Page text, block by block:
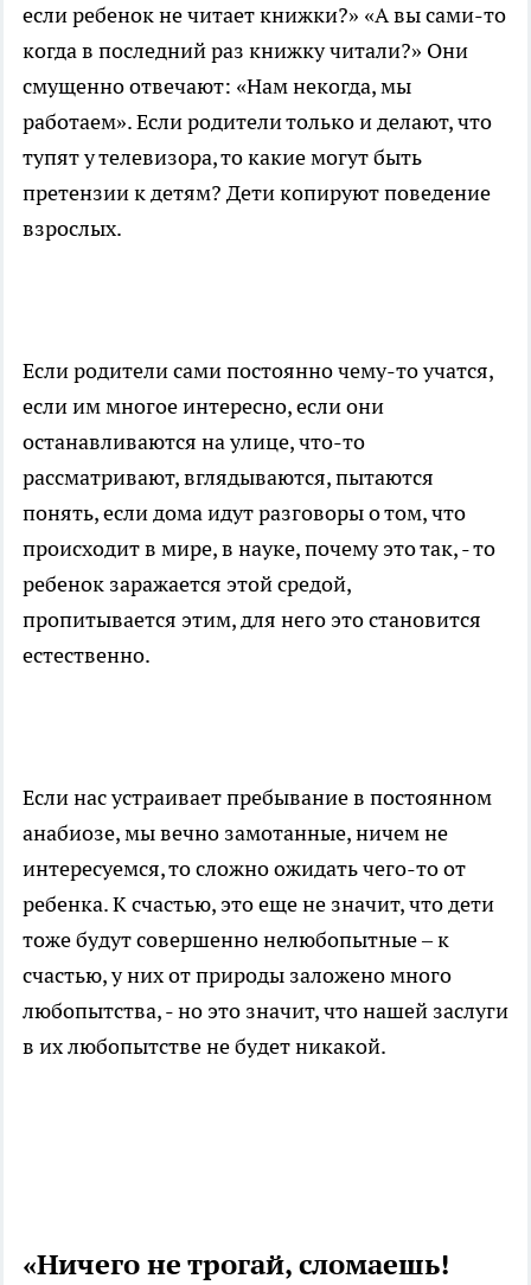
если ребенок не читает книжки?» «А вы сами-то
когда в последний раз книжку читали?» Они
смущенно отвечают: «Нам некогда, мы
работаем». Если родители только и делают, что
тупят у телевизора, то какие могут быть
претензии к детям? Дети копируют поведение
взрослых.
Если родители сами постоянно чему-то учатся,
если им многое интересно, если они
останавливаются на улице, что-то
рассматривают, вглядываются, пытаются
понять, если дома идут разговоры о том, что
происходит в мире, в науке, почему это так, - то
ребенок заражается этой средой,
пропитывается этим, для него это становится
естественно.
Если нас устраивает пребывание в постоянном
анабиозе, мы вечно замотанные, ничем не
интересуемся, то сложно ожидать чего-то от
ребенка. К счастью, это еще не значит, что дети
тоже будут совершенно нелюбопытные – к
счастью, у них от природы заложено много
любопытства, - но это значит, что нашей заслуги
в их любопытстве не будет никакой.
«Ничего не трогай, сломаешь!